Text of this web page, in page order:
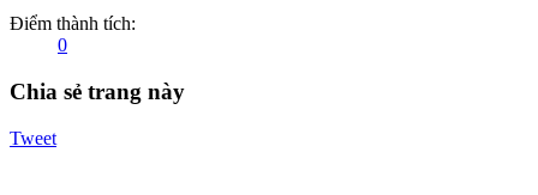
Điểm thành tích:
0
Chia sẻ trang này
Tweet